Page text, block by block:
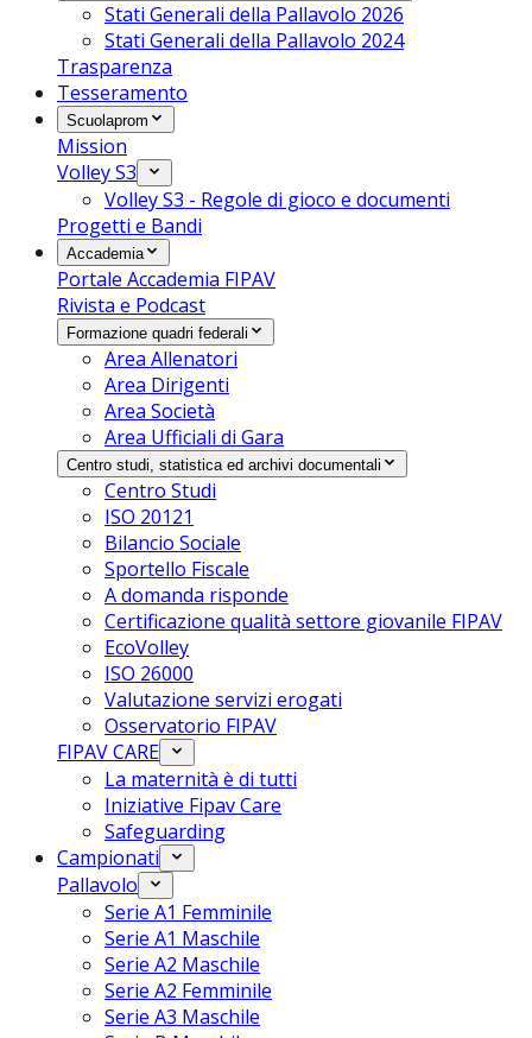
Stati Generali della Pallavolo 2026
Stati Generali della Pallavolo 2024
Trasparenza
Tesseramento
Scuolaprom
Mission
Volley S3
Volley S3 - Regole di gioco e documenti
Progetti e Bandi
Accademia
Portale Accademia FIPAV
Rivista e Podcast
Formazione quadri federali
Area Allenatori
Area Dirigenti
Area Società
Area Ufficiali di Gara
Centro studi, statistica ed archivi documentali
Centro Studi
ISO 20121
Bilancio Sociale
Sportello Fiscale
A domanda risponde
Certificazione qualità settore giovanile FIPAV
EcoVolley
ISO 26000
Valutazione servizi erogati
Osservatorio FIPAV
FIPAV CARE
La maternità è di tutti
Iniziative Fipav Care
Safeguarding
Campionati
Pallavolo
Serie A1 Femminile
Serie A1 Maschile
Serie A2 Maschile
Serie A2 Femminile
Serie A3 Maschile